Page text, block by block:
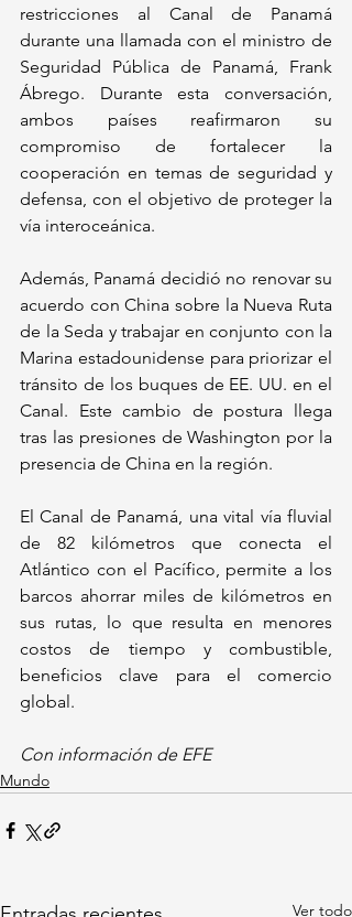
restricciones al Canal de Panamá
durante una llamada con el ministro de
Seguridad Pública de Panamá, Frank
Ábrego. Durante esta conversación,
ambos países reafirmaron su
compromiso de fortalecer la
cooperación en temas de seguridad y
defensa, con el objetivo de proteger la
vía interoceánica.
Además, Panamá decidió no renovar su
acuerdo con China sobre la Nueva Ruta
de la Seda y trabajar en conjunto con la
Marina estadounidense para priorizar el
tránsito de los buques de EE. UU. en el
Canal. Este cambio de postura llega
tras las presiones de Washington por la
presencia de China en la región.
El Canal de Panamá, una vital vía fluvial
de 82 kilómetros que conecta el
Atlántico con el Pacífico, permite a los
barcos ahorrar miles de kilómetros en
sus rutas, lo que resulta en menores
costos de tiempo y combustible,
beneficios clave para el comercio
global.
Con información de EFE
Mundo
Ver todo